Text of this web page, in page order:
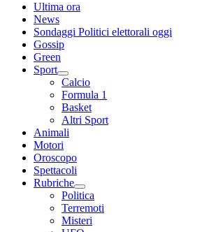
Ultima ora
News
Sondaggi Politici elettorali oggi
Gossip
Green
Sport
Calcio
Formula 1
Basket
Altri Sport
Animali
Motori
Oroscopo
Spettacoli
Rubriche
Politica
Terremoti
Misteri